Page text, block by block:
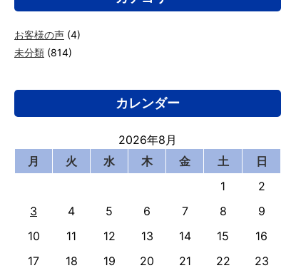
お客様の声 (4)
未分類 (814)
カレンダー
2026年8月
月
火 水 木 金 土
日
1
2
3
4 5 6 7 8
9
10
11 12 13 14 15
16
17
18 19 20 21 22
23